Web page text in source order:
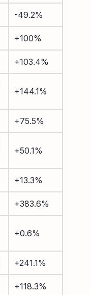
-49.2%
+100%
+103.4%
+144.1%
+75.5%
+50.1%
+13.3%
+383.6%
+0.6%
+241.1%
+118.3%